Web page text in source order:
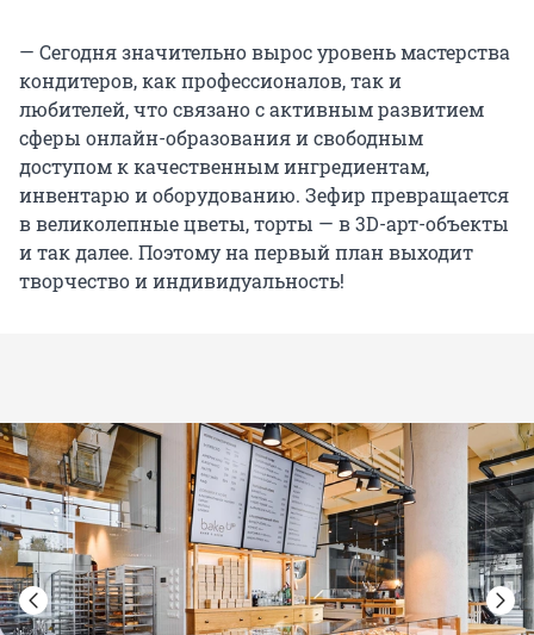
— Сегодня значительно вырос уровень мастерства
кондитеров, как профессионалов, так и
любителей, что связано с активным развитием
сферы онлайн-образования и свободным
доступом к качественным ингредиентам,
инвентарю и оборудованию. Зефир превращается
в великолепные цветы, торты — в 3D-арт-объекты
и так далее. Поэтому на первый план выходит
творчество и индивидуальность!